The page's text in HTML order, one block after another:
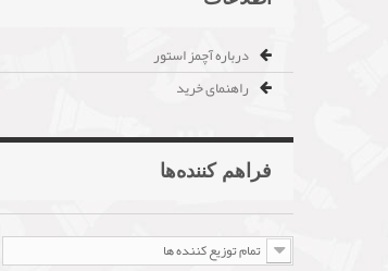
درباره آچمز استور
راهنمای خرید
فراهم کننده‌ها
تمام توزیع کننده ها